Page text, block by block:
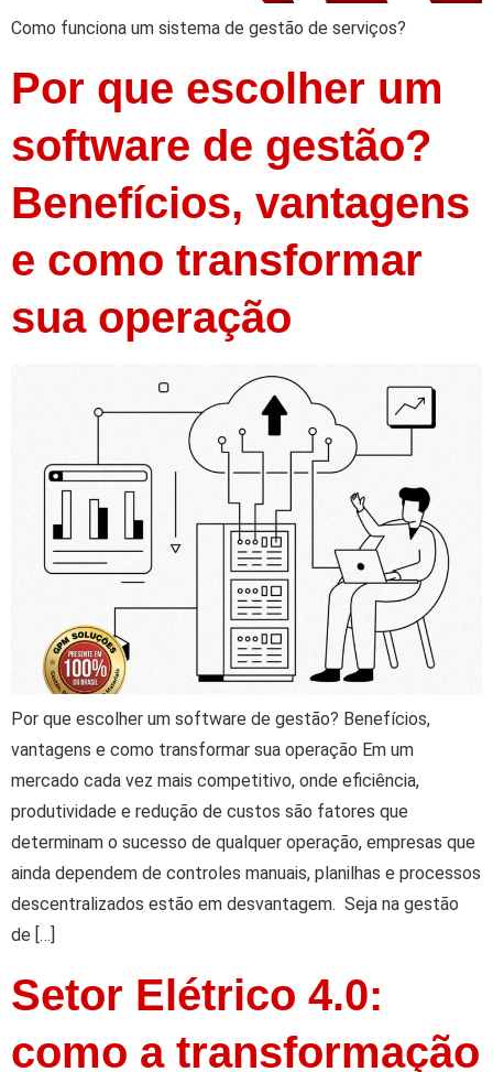
Como funciona um sistema de gestão de serviços?
Por que escolher um
software de gestão?
Benefícios, vantagens
e como transformar
sua operação
Por que escolher um software de gestão? Benefícios,
vantagens e como transformar sua operação Em um
mercado cada vez mais competitivo, onde eficiência,
produtividade e redução de custos são fatores que
determinam o sucesso de qualquer operação, empresas que
ainda dependem de controles manuais, planilhas e processos
descentralizados estão em desvantagem. Seja na gestão
de […]
Setor Elétrico 4.0:
como a transformação